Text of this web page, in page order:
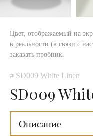
Цвет, отображаемый на
в реальности (в связи с
заказать пробник.
# SD009 White Linen
SD009
Описание